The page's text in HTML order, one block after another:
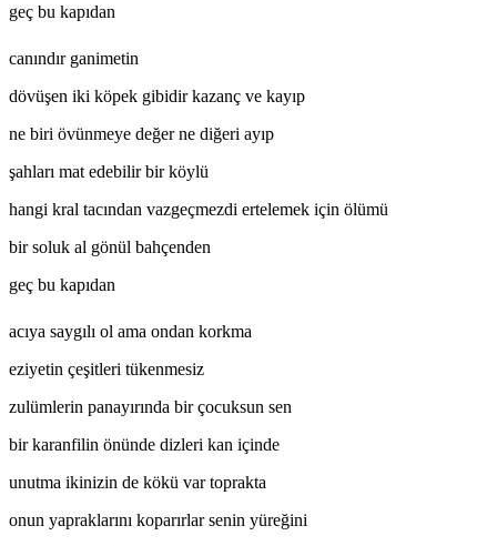
geç bu kapıdan
canındır ganimetin
dövüşen iki köpek gibidir kazanç ve kayıp
ne biri övünmeye değer ne diğeri ayıp
şahları mat edebilir bir köylü
hangi kral tacından vazgeçmezdi ertelemek için ölümü
bir soluk al gönül bahçenden
geç bu kapıdan
acıya saygılı ol ama ondan korkma
eziyetin çeşitleri tükenmesiz
zulümlerin panayırında bir çocuksun sen
bir karanfilin önünde dizleri kan içinde
unutma ikinizin de kökü var toprakta
onun yapraklarını koparırlar senin yüreğini